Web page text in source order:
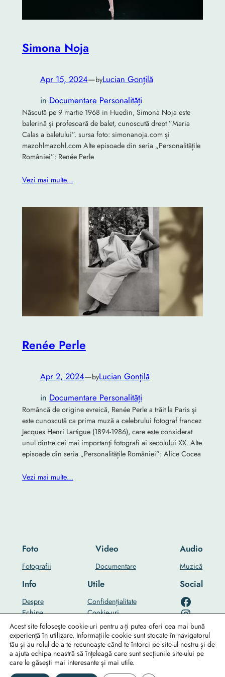
Simona Noja
Apr 15, 2024—byLucian Gonțilă
in Documentare Personalități
Născută pe 9 martie 1968 in Huedin, Simona Noja este
balerină și profesoară de balet, cunoscută drept ”Maria
Calas a baletului”. sursa foto: simonanoja.com și
mazohlmazohl.com Alte episoade din seria „Personalitățile
României”: Renée Perle
Vezi mai multe…
Renée Perle
Apr 2, 2024—byLucian Gonțilă
in Documentare Personalități
Româncă de origine evreică, Renée Perle a trăit la Paris şi
este cunoscută ca prima muză a celebrului fotograf francez
Jacques Henri Lartigue (1894-1986), care este considerat
unul dintre cei mai importanţi fotografi ai secolului XX. Alte
episoade din seria „Personalitățile României”: Alice Cocea
Vezi mai multe…
Foto
Fotografii
Video
Documentare
Audio
Muzică
Info
Despre
Echipa
…
Utile
Confidențialitate
Cookie-uri
Contact Us
Social
RO-mondo's Facebook page
RO-mondo's Instagram profile
RO-mondo's Youtube channel
©2025RO-mondo
Acest site folosește cookie-uri pentru a-ți putea oferi cea mai bună
experiență în utilizare. Informațiile cookie sunt stocate în navigatorul
tău și au rolul de a te recunoaște când te întorci pe site-ul nostru și de
a ajuta echipa noastră să înțeleagă care sunt secțiunile site-ului pe
care le găsești mai interesante și mai utile.